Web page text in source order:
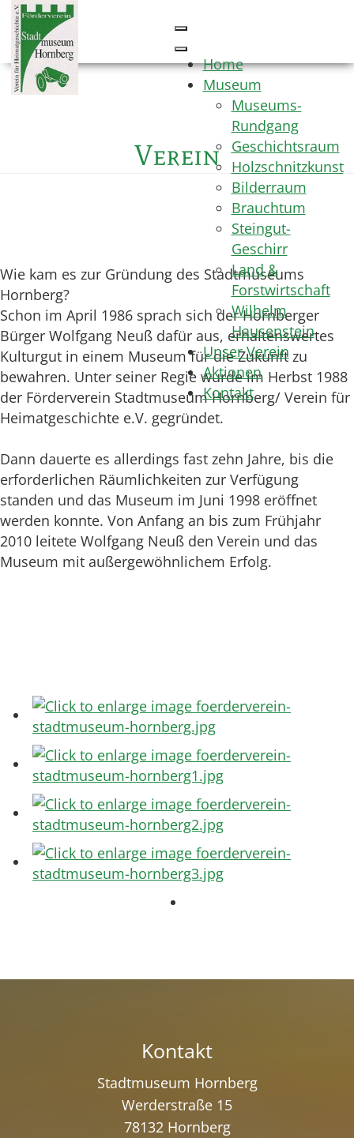
Home
Museum
Museums-
Rundgang
Geschichtsraum
Holzschnitzkunst
Bilderraum
Brauchtum
Steingut-
Geschirr
Land &
Forstwirtschaft
Wilhelm
Hausenstein
Unser Verein
Aktionen
Kontakt
Verein
Wie kam es zur Gründung des Stadtmuseums
Hornberg?
Schon im April 1986 sprach sich der Hornberger
Bürger Wolfgang Neuß dafür aus, erhaltenswertes
Kulturgut in einem Museum für die Zukunft zu
bewahren. Unter seiner Regie wurde im Herbst 1988
der Förderverein Stadtmuseum Hornberg/ Verein für
Heimatgeschichte e.V. gegründet.
Dann dauerte es allerdings fast zehn Jahre, bis die
erforderlichen Räumlichkeiten zur Verfügung
standen und das Museum im Juni 1998 eröffnet
werden konnte. Von Anfang an bis zum Frühjahr
2010 leitete Wolfgang Neuß den Verein und das
Museum mit außergewöhnlichem Erfolg.
Kontakt
Stadtmuseum Hornberg
Werderstraße 15
78132 Hornberg